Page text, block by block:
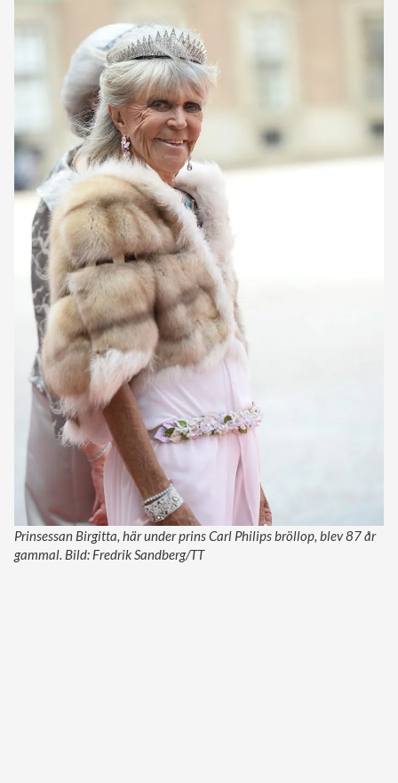
Prinsessan Birgitta, här under prins Carl Philips bröllop, blev 87 år
gammal. Bild: Fredrik Sandberg/TT